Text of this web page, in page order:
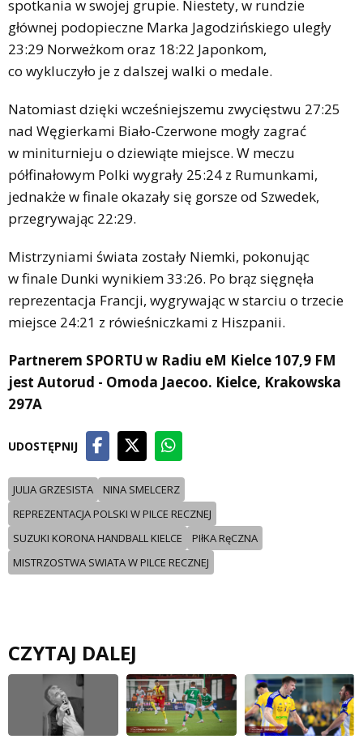
spotkania w swojej grupie. Niestety, w rundzie
głównej podopieczne Marka Jagodzińskiego uległy
23:29 Norweżkom oraz 18:22 Japonkom,
co wykluczyło je z dalszej walki o medale.
Natomiast dzięki wcześniejszemu zwycięstwu 27:25
nad Węgierkami Biało-Czerwone mogły zagrać
w miniturnieju o dziewiąte miejsce. W meczu
półfinałowym Polki wygrały 25:24 z Rumunkami,
jednakże w finale okazały się gorsze od Szwedek,
przegrywając 22:29.
Mistrzyniami świata zostały Niemki, pokonując
w finale Dunki wynikiem 33:26. Po brąz sięgnęła
reprezentacja Francji, wygrywając w starciu o trzecie
miejsce 24:21 z rówieśniczkami z Hiszpanii.
Partnerem SPORTU w Radiu eM Kielce 107,9 FM
jest Autorud - Omoda Jaecoo. Kielce, Krakowska
297A
UDOSTĘPNIJ
JULIA GRZESISTA
NINA SMELCERZ
REPREZENTACJA POLSKI W PILCE RECZNEJ
SUZUKI KORONA HANDBALL KIELCE
PIłKA RęCZNA
MISTRZOSTWA SWIATA W PILCE RECZNEJ
CZYTAJ DALEJ